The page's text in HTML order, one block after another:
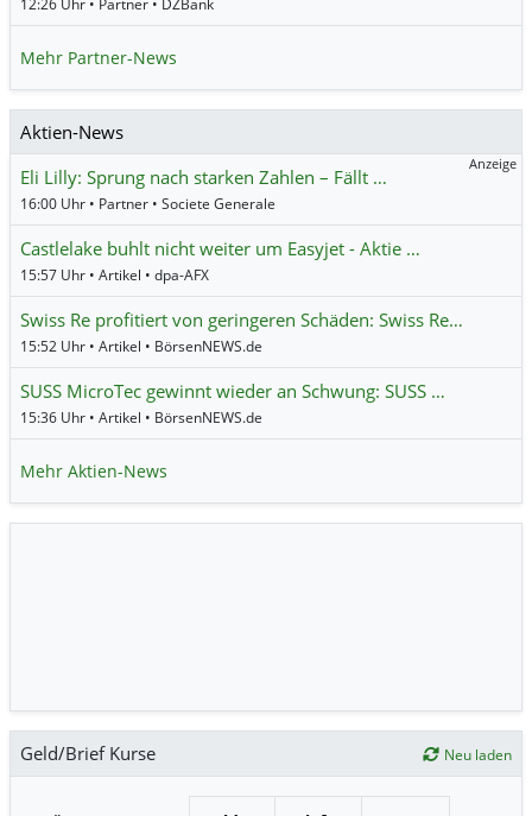
12:26 Uhr • Partner • DZBank
Mehr Partner-News
Aktien-News
Eli Lilly: Sprung nach starken Zahlen – Fällt …
16:00 Uhr • Partner • Societe Generale
Anzeige
Castlelake buhlt nicht weiter um Easyjet - Aktie …
15:57 Uhr • Artikel • dpa-AFX
Swiss Re profitiert von geringeren Schäden: Swiss Re…
15:52 Uhr • Artikel • BörsenNEWS.de
SUSS MicroTec gewinnt wieder an Schwung: SUSS …
15:36 Uhr • Artikel • BörsenNEWS.de
Mehr Aktien-News
Geld/Brief Kurse Neu laden